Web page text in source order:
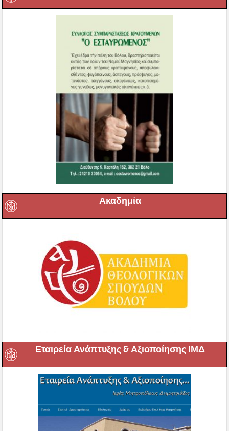
Ακαδημία
Εταιρεία Ανάπτυξης & Αξιοποίησης ΙΜΔ